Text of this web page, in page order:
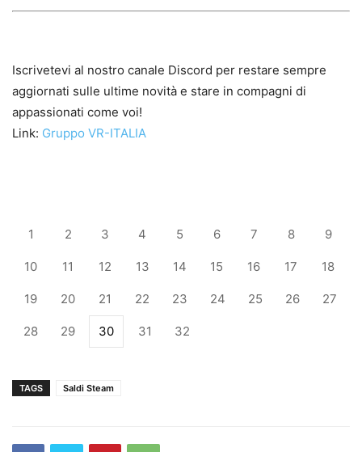
Iscrivetevi al nostro canale Discord per restare sempre
aggiornati sulle ultime novità e stare in compagni di
appassionati come voi!
Link: Gruppo VR-ITALIA
1 2 3 4 5 6 7 8 9
10 11 12 13 14 15 16 17 18
19 20 21 22 23 24 25 26 27
28 29 30 31 32
TAGS Saldi Steam